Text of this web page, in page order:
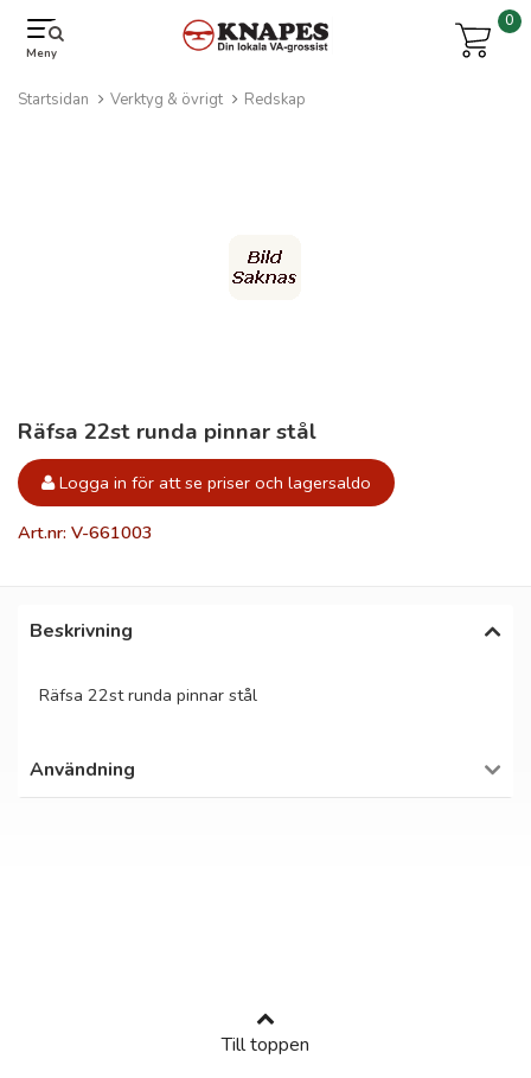
Meny
0
Startsidan Verktyg & övrigt Redskap
Räfsa 22st runda pinnar stål
Logga in för att se priser och lagersaldo
Art.nr: V-661003
Beskrivning
Räfsa 22st runda pinnar stål
Användning
Till toppen